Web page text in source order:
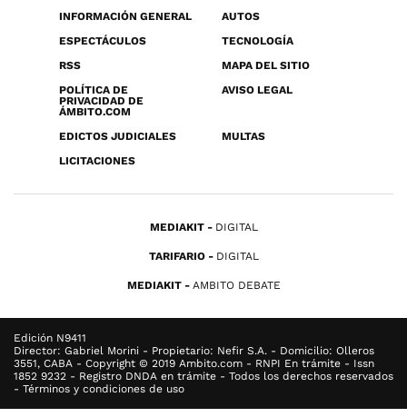
INFORMACIÓN GENERAL
AUTOS
ESPECTÁCULOS
TECNOLOGÍA
RSS
MAPA DEL SITIO
POLÍTICA DE
PRIVACIDAD DE
ÁMBITO.COM
AVISO LEGAL
EDICTOS JUDICIALES
MULTAS
LICITACIONES
MEDIAKIT DIGITAL
TARIFARIO DIGITAL
MEDIAKIT AMBITO DEBATE
Edición N9411
Director: Gabriel Morini - Propietario: Nefir S.A. - Domicilio: Olleros
3551, CABA - Copyright © 2019 Ambito.com - RNPI En trámite - Issn
1852 9232 - Registro DNDA en trámite - Todos los derechos reservados
- Términos y condiciones de uso